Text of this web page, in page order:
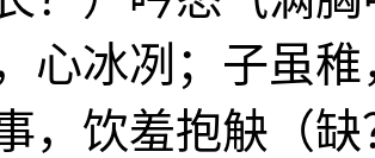
心冰冽；子虽
，饮羞抱觖（缺